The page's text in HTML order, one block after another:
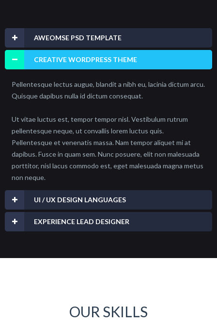
AWEOMSE PSD TEMPLATE
CREATIVE WORDPRESS THEME
Pellentesque lectus augue, blandit a nibh eu, lacinia dictum arcu.
Quisque dapibus nulla id dictum consequat.
Ut vitae luctus est, tempor tempor nisl. Vestibulum rutrum
pellentesque neque, ut convallis lorem luctus quis.
Pellentesque et venenatis massa. Nam tempor aliquet mi at
dapibus. Fusce in quam sem. Nunc posuere, elit non malesuada
porttitor, nisl lacus commodo est, eget malesuada magna metus
non neque.
UI / UX DESIGN LANGUAGES
EXPERIENCE LEAD DESIGNER
OUR SKILLS